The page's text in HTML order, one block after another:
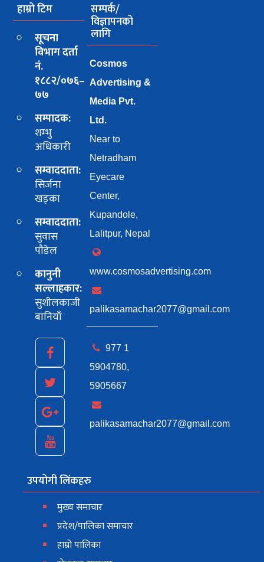
हाम्रो टिम
सूचना
विभाग दर्ता
नं.
१८८२/०७६–
७७
सम्पादक:
शम्भु
अधिकारी
सम्वाददाता:
सिर्जना
खड्का
सम्वाददाता:
सुवास
पाैडेल
कानुनी
सल्लाहकार:
सुशीलकाजी
बानियाँ
सम्पर्क/
विज्ञापनको
लागि
Cosmos
Advertising &
Media Pvt.
Ltd.
Near to
Netradham
Eyecare
Center,
Kupandole,
Lalitpur, Nepal
www.cosmosadvertising.com
palikasamachar2077@gmail.com
977 1
5904780,
5905667
palikasamachar2077@gmail.com
उपयोगी लिंकहरु
मुख्य समाचार
प्रदेश/पालिका समाचार
हाम्रो पालिका